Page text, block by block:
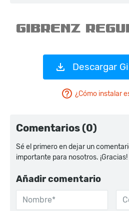
Descargar
¿Cómo instalar
Comentarios (0)
Sé el primero en dejar un
importante para nosotros. ¡Gracias!
Añadir comentario